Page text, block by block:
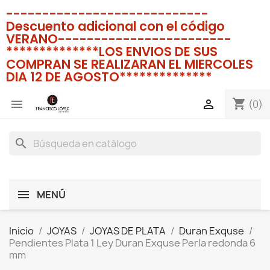
----------------------------
Descuento adicional con el código
VERANO------------------------
**************LOS ENVIOS DE SUS
COMPRAN SE REALIZARAN EL MIERCOLES
DIA 12 DE AGOSTO**************
 shopping_cart (0)

search
MENÚ
Inicio JOYAS JOYAS DE PLATA
Duran Exquse
Pendientes Plata 1 Ley Duran Exquse Perla redonda 6
mm